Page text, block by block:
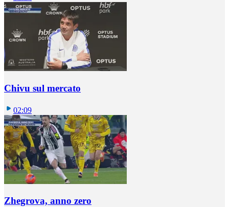
Chivu sul mercato
02:09
Zhegrova, anno zero